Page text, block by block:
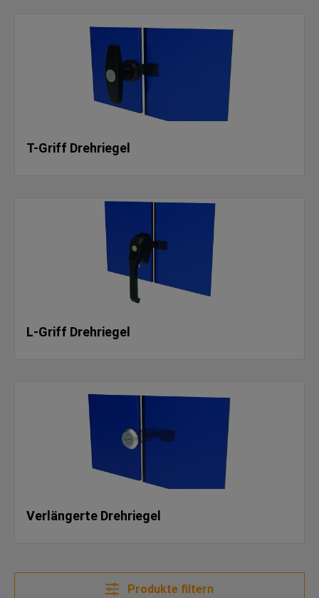
T-Griff Drehriegel
L-Griff Drehriegel
Verlängerte Drehriegel
Produkte filtern